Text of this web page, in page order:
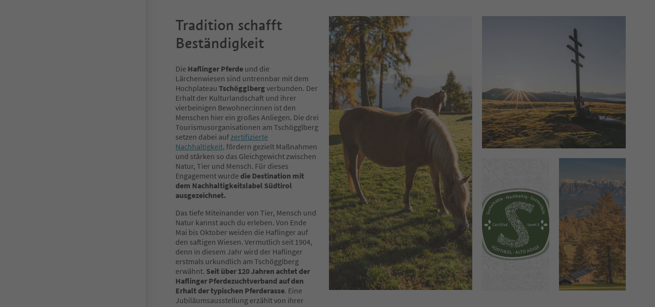
Tradition schafft
Beständigkeit
Die Haflinger Pferde und die
Lärchenwiesen sind untrennbar mit dem
Hochplateau Tschögglberg verbunden. Der
Erhalt der Kulturlandschaft und ihrer
vierbeinigen Bewohner:innen ist den
Menschen hier ein großes Anliegen. Die drei
Tourismusorganisationen am Tschögglberg
setzen dabei aufzertifizierte
Nachhaltigkeit, fördern gezielt Maßnahmen
und stärken so das Gleichgewicht zwischen
Natur, Tier und Mensch. Für dieses
Engagement wurde die Destination mit
dem Nachhaltigkeitslabel Südtirol
ausgezeichnet.
Das tiefe Miteinander von Tier, Mensch und
Natur kannst auch du erleben. Von Ende
Mai bis Oktober weiden die Haflinger auf
den saftigen Wiesen. Vermutlich seit 1904,
denn in diesem Jahr wird der Haflinger
erstmals urkundlich am Tschögglberg
erwähnt. Seit über 120 Jahren achtet der
Haflinger Pferdezuchtverband auf den
Erhalt der typischen Pferderasse. Eine
Jubiläumsausstellung erzählt von ihrer